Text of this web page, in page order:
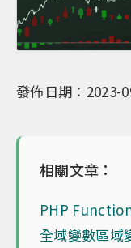
發佈日期：2023-
相關文章：
PHP
全域變數區